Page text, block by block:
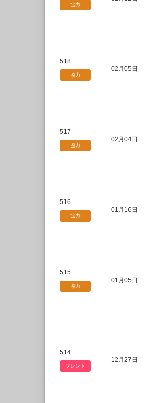
協力
518
協力
02月05日
517
協力
02月04日
516
協力
01月16日
515
協力
01月05日
514
フレンド
12月27日